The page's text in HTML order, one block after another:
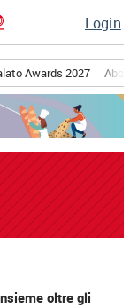
Login
Awards 2027
oltre gli